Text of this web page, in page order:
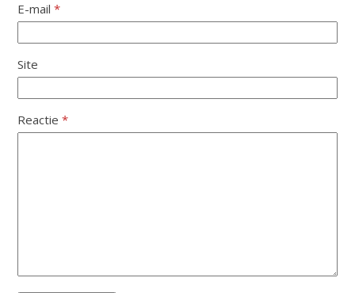
E-mail*
Site
Reactie*